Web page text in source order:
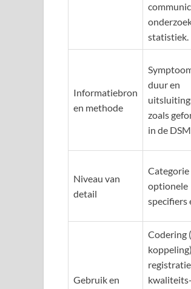
statistiek.
Informatiebron
en methode
duur en
zoals
in de
Niveau van
detail
optionele
specifiers
Gebruik en
Codering